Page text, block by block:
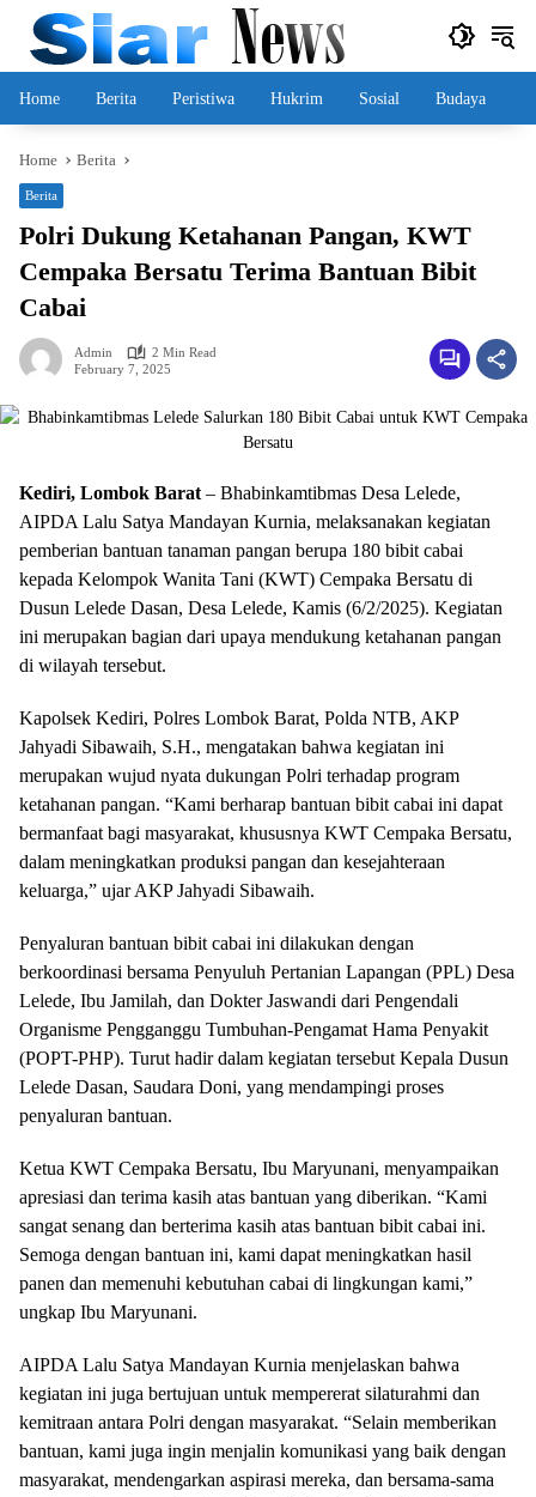
content
Home Berita Peristiwa Hukrim Sosial Budaya
Home Berita
Berita
Polri Dukung Ketahanan Pangan, KWT
Cempaka Bersatu Terima Bantuan Bibit
Cabai
Admin
2 Min Read
February 7, 2025
Kediri, Lombok Barat – Bhabinkamtibmas Desa Lelede,
AIPDA Lalu Satya Mandayan Kurnia, melaksanakan kegiatan
pemberian bantuan tanaman pangan berupa 180 bibit cabai
kepada Kelompok Wanita Tani (KWT) Cempaka Bersatu di
Dusun Lelede Dasan, Desa Lelede, Kamis (6/2/2025). Kegiatan
ini merupakan bagian dari upaya mendukung ketahanan pangan
di wilayah tersebut.
Kapolsek Kediri, Polres Lombok Barat, Polda NTB, AKP
Jahyadi Sibawaih, S.H., mengatakan bahwa kegiatan ini
merupakan wujud nyata dukungan Polri terhadap program
ketahanan pangan. “Kami berharap bantuan bibit cabai ini dapat
bermanfaat bagi masyarakat, khususnya KWT Cempaka Bersatu,
dalam meningkatkan produksi pangan dan kesejahteraan
keluarga,” ujar AKP Jahyadi Sibawaih.
Penyaluran bantuan bibit cabai ini dilakukan dengan
berkoordinasi bersama Penyuluh Pertanian Lapangan (PPL) Desa
Lelede, Ibu Jamilah, dan Dokter Jaswandi dari Pengendali
Organisme Pengganggu Tumbuhan-Pengamat Hama Penyakit
(POPT-PHP). Turut hadir dalam kegiatan tersebut Kepala Dusun
Lelede Dasan, Saudara Doni, yang mendampingi proses
penyaluran bantuan.
Ketua KWT Cempaka Bersatu, Ibu Maryunani, menyampaikan
apresiasi dan terima kasih atas bantuan yang diberikan. “Kami
sangat senang dan berterima kasih atas bantuan bibit cabai ini.
Semoga dengan bantuan ini, kami dapat meningkatkan hasil
panen dan memenuhi kebutuhan cabai di lingkungan kami,”
ungkap Ibu Maryunani.
AIPDA Lalu Satya Mandayan Kurnia menjelaskan bahwa
kegiatan ini juga bertujuan untuk mempererat silaturahmi dan
kemitraan antara Polri dengan masyarakat. “Selain memberikan
bantuan, kami juga ingin menjalin komunikasi yang baik dengan
masyarakat, mendengarkan aspirasi mereka, dan bersama-sama